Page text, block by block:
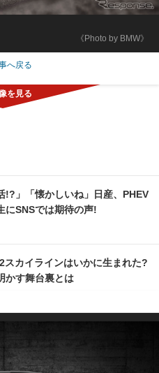
《Photo by BMW》
へ戻る
!?」「懐かしいね」日産、PHEV
にSNSでは期待の声!
スカイラインはいかに生まれた?
かす舞台裏とは